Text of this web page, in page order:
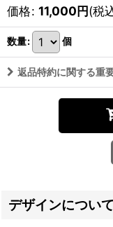
価格: 11,000円(税
数量: 個
返品特約に関する重
デザインについて